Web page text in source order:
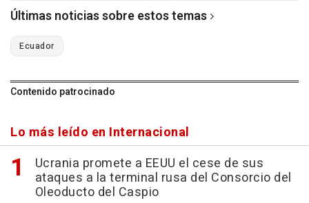
Últimas noticias sobre estos temas
Ecuador
Contenido patrocinado
Lo más leído en Internacional
Ucrania promete a EEUU el cese de sus
ataques a la terminal rusa del Consorcio del
Oleoducto del Caspio